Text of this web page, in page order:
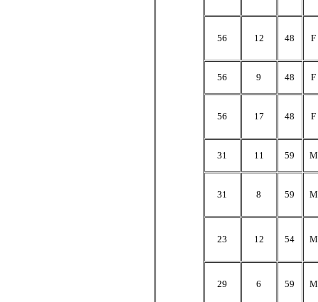
56 12 48 F
56 9 48 F
56 17 48 F
31 11 59 M
31 8 59 M
23 12 54 M
29 6 59 M